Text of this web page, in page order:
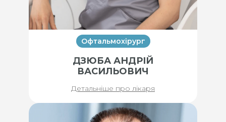
Офтальмохірург
ДЗЮБА АНДРІЙ
ВАСИЛЬОВИЧ
Детальніше про лікаря